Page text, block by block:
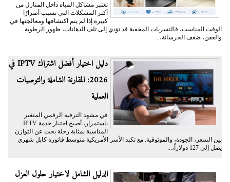
تعتبر مشاكل المياه داخل المنازل من
أكثر المشكلات التي تسبب أضرارًا
كبيرة إذا لم يتم اكتشافها ومعالجتها في
الوقت المناسب، فالتسربات المخفية قد تؤدي إلى تلف الدهانات، ظهور الرطوبة
والعفن، ضعف الخرسانة،...
دليل اختيار أفضل اشتراك IPTV في
2026: المقارنة الشاملة والتوصيات
العملية
في مشهد الترفيه الرقمي المتغير
باستمرار، أصبح اختيار خدمة IPTV
المناسبة بمثابة رحلة بحث عن التوازن
بين السعر، الجودة، والموثوقية. مع تكبد الأسر الأمريكية متوسط فاتورة كابل شهري
يصل إلى 127 دولاراً،...
الدليل الشامل لاختيار حلول العزل